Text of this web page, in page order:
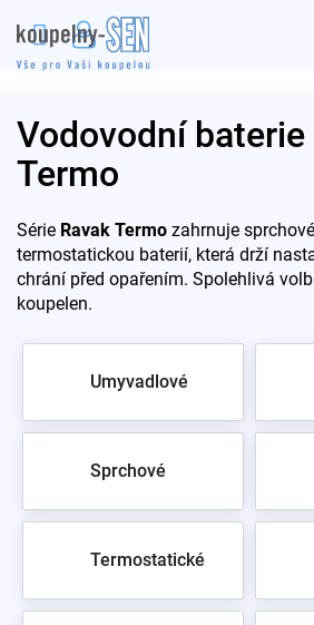
obsah
Vodovodní baterie
Termo
Série Ravak Termo zahrnuje
termostatickou baterií, která drží
chrání před opařením. Spolehlivá
koupelen.
Umyvadlové
Sprchové
Termostatické